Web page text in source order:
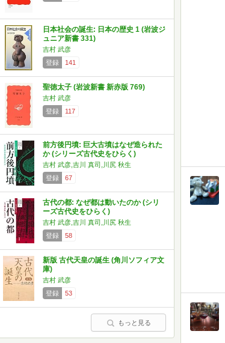
日本社会の誕生: 日本の歴史 1 (岩波ジ
ュニア新書 331)
吉村 武彦
登録
141
聖徳太子 (岩波新書 新赤版 769)
吉村 武彦
登録
117
前方後円墳: 巨大古墳はなぜ造られた
か (シリーズ古代史をひらく)
吉村 武彦,吉川 真司,川尻 秋生
登録
67
古代の都: なぜ都は動いたのか (シリ
ーズ古代史をひらく)
吉村 武彦,吉川 真司,川尻 秋生
登録
58
新版 古代天皇の誕生 (角川ソフィア文
庫)
吉村 武彦
登録
53
もっと見る